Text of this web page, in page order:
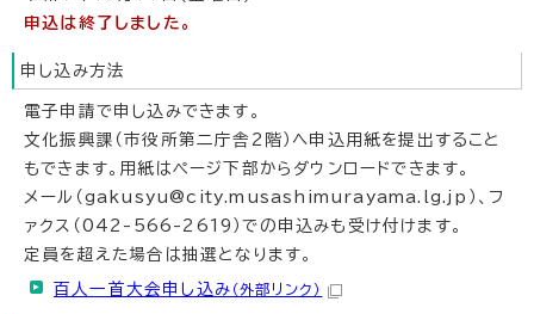
申込は終了しました。
申し込み方法
電子申請で申し込みできます。
文化振興課（市役所第二庁舎2階）へ申込用紙を提出すること
もできます。用紙はページ下部からダウンロードできます。
メール（gakusyu@city.musashimurayama.lg.jp）、フ
ァクス（042-566-2619）での申込みも受け付けます。
定員を超えた場合は抽選となります。
百人一首大会申し込み （外部リンク）